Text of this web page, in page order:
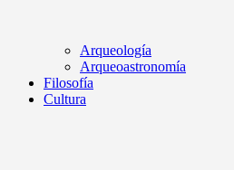
Arqueología
Arqueoastronomía
Filosofía
Cultura